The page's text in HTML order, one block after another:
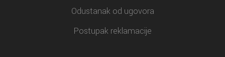
Odustanak od ugovora
Postupak reklamacije